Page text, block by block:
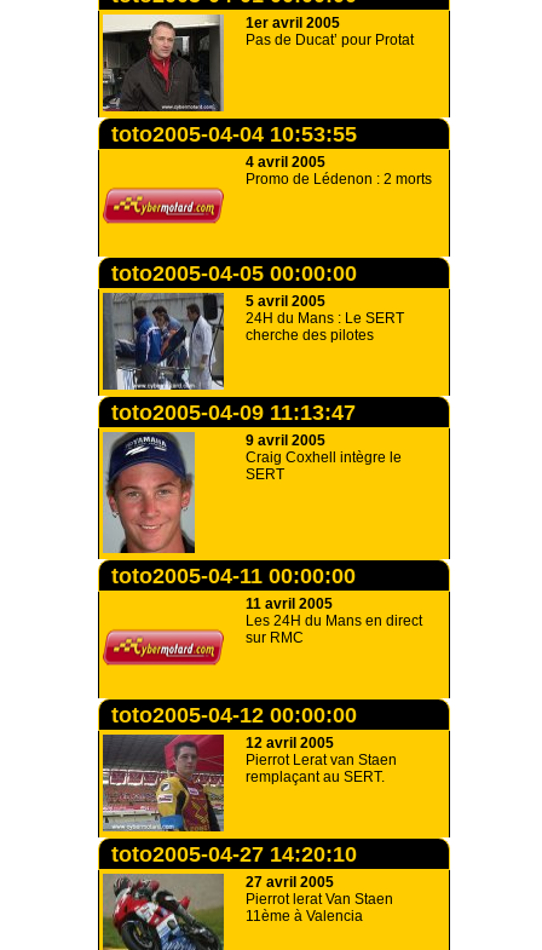
1er avril 2005
Pas de Ducat’ pour Protat
toto2005-04-04 10:53:55
4 avril 2005
Promo de Lédenon : 2 morts
toto2005-04-05 00:00:00
5 avril 2005
24H du Mans : Le SERT
cherche des pilotes
toto2005-04-09 11:13:47
9 avril 2005
Craig Coxhell intègre le
SERT
toto2005-04-11 00:00:00
11 avril 2005
Les 24H du Mans en direct
sur RMC
toto2005-04-12 00:00:00
12 avril 2005
Pierrot Lerat van Staen
remplaçant au SERT.
toto2005-04-27 14:20:10
27 avril 2005
Pierrot lerat Van Staen
11ème à Valencia